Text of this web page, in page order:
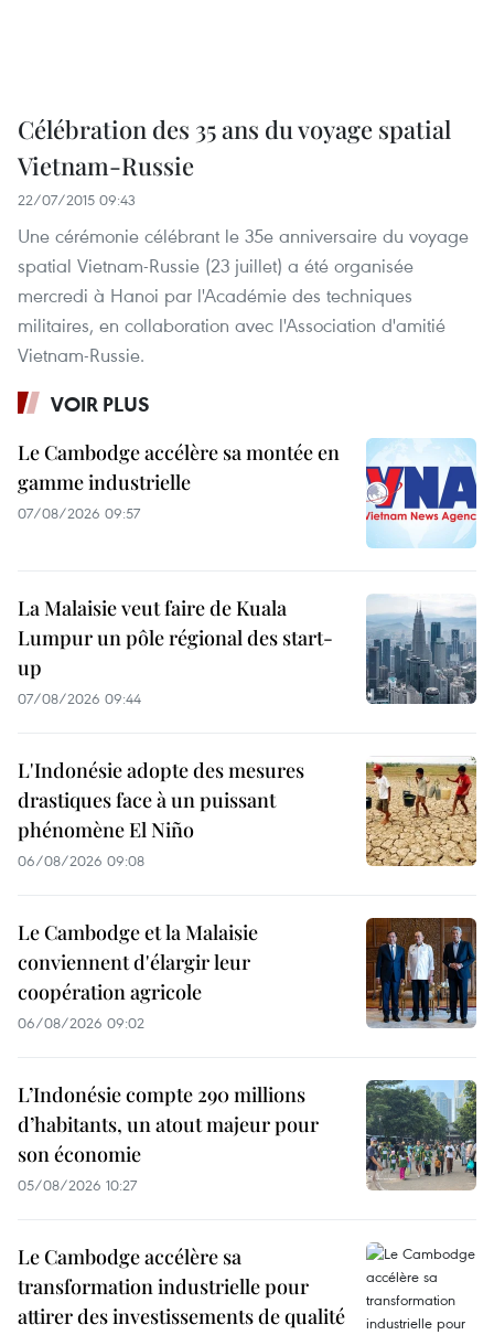
Célébration des 35 ans du voyage spatial
Vietnam-Russie
22/07/2015 09:43
Une cérémonie célébrant le 35e anniversaire du voyage
spatial Vietnam-Russie (23 juillet) a été organisée
mercredi à Hanoi par l'Académie des techniques
militaires, en collaboration avec l'Association d'amitié
Vietnam-Russie.
VOIR PLUS
Le Cambodge accélère sa montée en
gamme industrielle
07/08/2026 09:57
La Malaisie veut faire de Kuala
Lumpur un pôle régional des start-
up
07/08/2026 09:44
L'Indonésie adopte des mesures
drastiques face à un puissant
phénomène El Niño
06/08/2026 09:08
Le Cambodge et la Malaisie
conviennent d'élargir leur
coopération agricole
06/08/2026 09:02
L’Indonésie compte 290 millions
d’habitants, un atout majeur pour
son économie
05/08/2026 10:27
Le Cambodge accélère sa
transformation industrielle pour
attirer des investissements de qualité